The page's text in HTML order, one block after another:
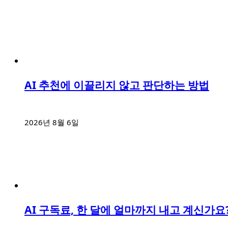
AI 추천에 이끌리지 않고 판단하는 방법
2026년 8월 6일
AI 구독료, 한 달에 얼마까지 내고 계신가요